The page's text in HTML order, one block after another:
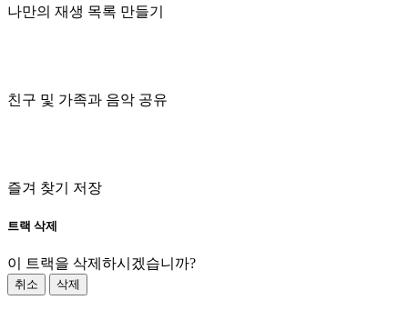
나만의 재생 목록 만들기
친구 및 가족과 음악 공유
즐겨 찾기 저장
트랙 삭제
이 트랙을 삭제하시겠습니까?
취소 삭제